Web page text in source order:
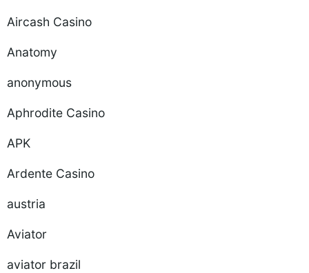
Aircash Casino
Anatomy
anonymous
Aphrodite Casino
APK
Ardente Casino
austria
Aviator
aviator brazil